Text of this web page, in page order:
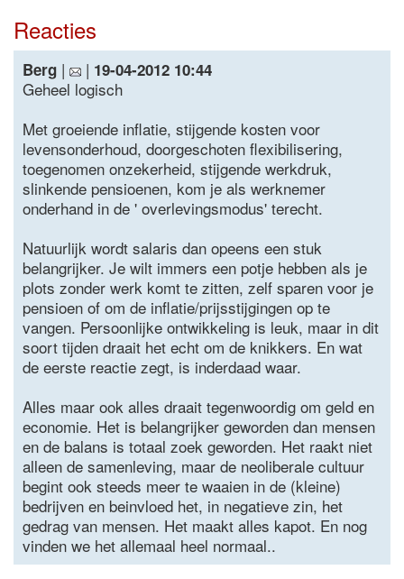
Reacties
Berg | | 19-04-2012 10:44
Geheel logisch
Met groeiende inflatie, stijgende kosten voor
levensonderhoud, doorgeschoten flexibilisering,
toegenomen onzekerheid, stijgende werkdruk,
slinkende pensioenen, kom je als werknemer
onderhand in de ' overlevingsmodus' terecht.
Natuurlijk wordt salaris dan opeens een stuk
belangrijker. Je wilt immers een potje hebben als je
plots zonder werk komt te zitten, zelf sparen voor je
pensioen of om de inflatie/prijsstijgingen op te
vangen. Persoonlijke ontwikkeling is leuk, maar in dit
soort tijden draait het echt om de knikkers. En wat
de eerste reactie zegt, is inderdaad waar.
Alles maar ook alles draait tegenwoordig om geld en
economie. Het is belangrijker geworden dan mensen
en de balans is totaal zoek geworden. Het raakt niet
alleen de samenleving, maar de neoliberale cultuur
begint ook steeds meer te waaien in de (kleine)
bedrijven en beinvloed het, in negatieve zin, het
gedrag van mensen. Het maakt alles kapot. En nog
vinden we het allemaal heel normaal..